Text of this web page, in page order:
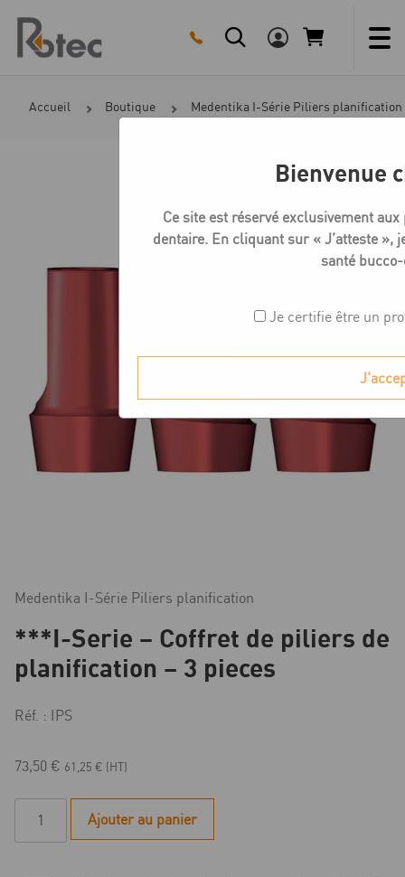
content
Accueil Boutique Medentika I-Série Piliers planification
Medentika I-Série Piliers planification
***I-Serie – Coffret de piliers de
planification – 3 pieces
Réf. : IPS
73,50 € 61,25 € (HT)
Ajouter au panier
Bienvenue
Ce site est réservé exclusivement
dentaire. En cliquant sur « J’atteste »,
santé
Je certifie être un